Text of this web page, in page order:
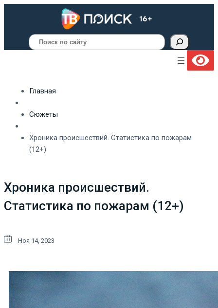
Поиск
Главная
Сюжеты
Хроника происшествий. Статистика по пожарам
(12+)
Хроника происшествий.
Статистика по пожарам (12+)
Ноя 14, 2023